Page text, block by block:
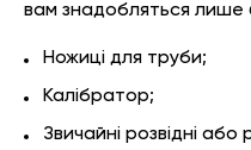
вам знадобляться лише
Ножиці для труби;
Калібратор;
Звичайні розвідні або